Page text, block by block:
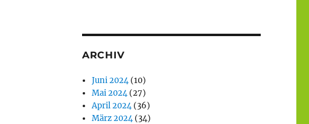
ARCHIV
Juni 2024(10)
Mai 2024(27)
April 2024(36)
März 2024(34)